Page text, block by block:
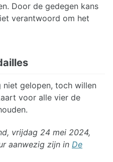
Door de gedegen kans
verantwoord om het
gelopen, toch willen
voor alle vier de
vrijdag 24 mei 2024,
aanwezig zijn in De